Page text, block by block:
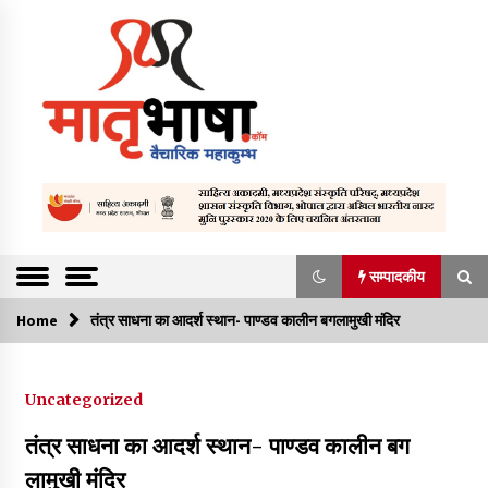
Matrubhasha
a.com | Hindi
Literature We
bsite | Literatu
re Content |
साहित्य समाचार
सम्पादकीय
सम्पादकीय
Home तंत्र साधना का आदर्श स्थान- पाण्डव कालीन बगलामुखी मंदिर
Uncategorized
तंत्र साधना का आदर्श स्थान- पाण्डव कालीन बग
लामुखी मंदिर